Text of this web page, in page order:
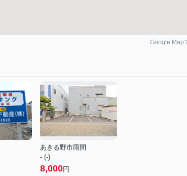
Google Map
あきる野市雨間
- (-)
8,000円